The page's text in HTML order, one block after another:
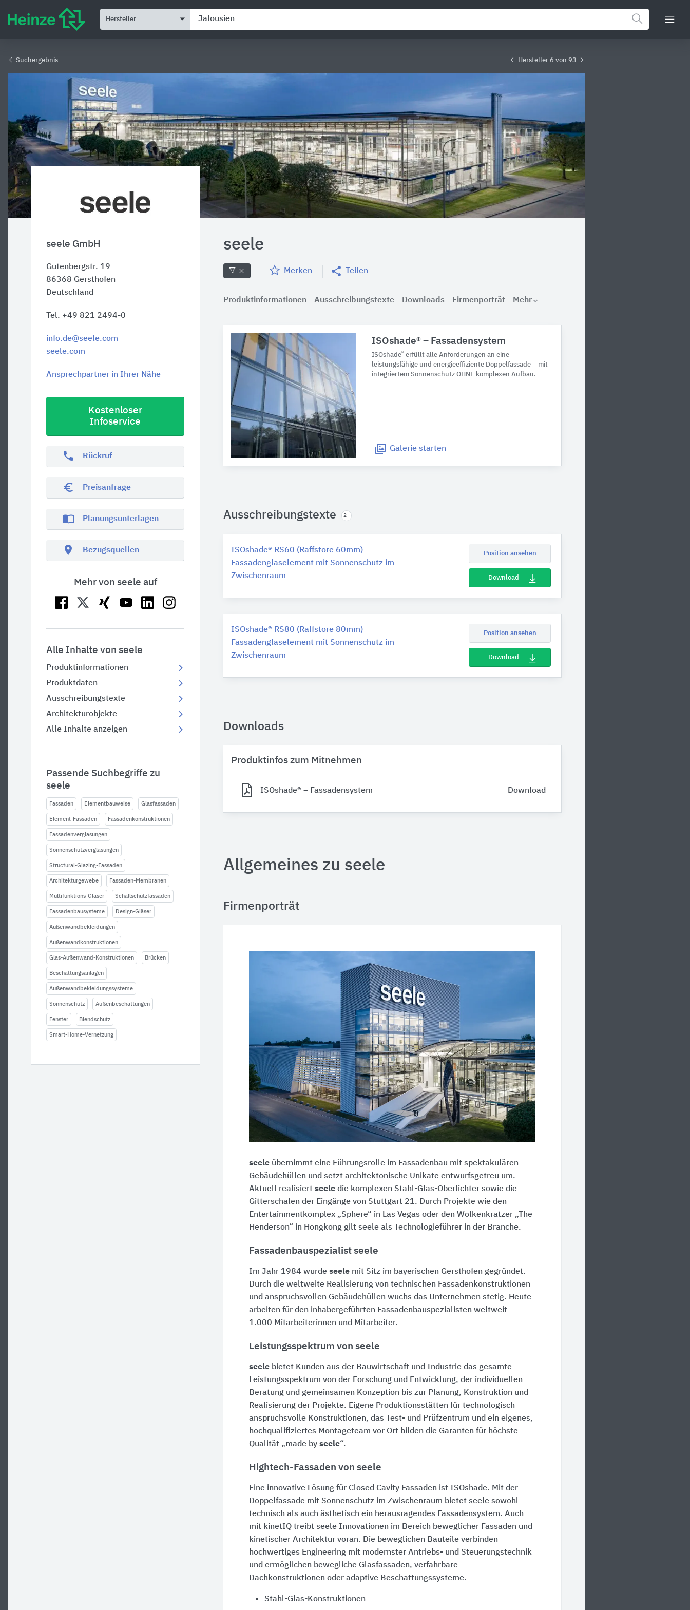
Hersteller
Suchergebnis Hersteller 6 von 93
seele GmbH
Gutenbergstr. 19
86368 Gersthofen
Deutschland
Tel. +49 821 2494-0
info.de@seele.com
seele.com
Ansprechpartner in Ihrer Nähe
Kostenloser
Infoservice
phone Rückruf
euro_symbol Preisanfrage
import_contacts Planungsunterlagen
location_on Bezugsquellen
Mehr von seele auf
Alle Inhalte von seele
Produktinformationen
Produktdaten
Ausschreibungstexte
Architekturobjekte
Alle Inhalte anzeigen
Passende Suchbegriffe zu
seele
Fassaden Elementbauweise Glasfassaden
Element-Fassaden Fassadenkonstruktionen
Fassadenverglasungen
Sonnenschutzverglasungen
Structural-Glazing-Fassaden
Architekturgewebe Fassaden-Membranen
Multifunktions-Gläser Schallschutzfassaden
Fassadenbausysteme Design-Gläser
Außenwandbekleidungen
Außenwandkonstruktionen
Glas-Außenwand-Konstruktionen Brücken
Beschattungsanlagen
Außenwandbekleidungssysteme
Sonnenschutz Außenbeschattungen
Fenster Blendschutz
Smart-Home-Vernetzung
seele
Merken Teilen
Produktinformationen Ausschreibungstexte Downloads Firmenporträt Mehr
ISOshade® – Fassadensystem
ISOshade® erfüllt alle Anforderungen an eine
leistungsfähige und energieeffiziente Doppelfassade – mit
integriertem Sonnenschutz OHNE komplexen Aufbau.
Galerie starten
Ausschreibungstexte 2
ISOshade® RS60 (Raffstore 60mm)
Fassadenglaselement mit Sonnenschutz im
Zwischenraum
Position ansehen
Download
ISOshade® RS80 (Raffstore 80mm)
Fassadenglaselement mit Sonnenschutz im
Zwischenraum
Position ansehen
Download
Downloads
Produktinfos zum Mitnehmen
ISOshade® – Fassadensystem Download
Allgemeines zu seele
Firmenporträt
seele übernimmt eine Führungsrolle im Fassadenbau mit spektakulären
Gebäudehüllen und setzt architektonische Unikate entwurfsgetreu um.
Aktuell realisiert seele die komplexen Stahl-Glas-Oberlichter sowie die
Gitterschalen der Eingänge von Stuttgart 21. Durch Projekte wie den
Entertainmentkomplex „Sphere“ in Las Vegas oder den Wolkenkratzer „The
Henderson“ in Hongkong gilt seele als Technologieführer in der Branche.
Fassadenbauspezialist seele
Im Jahr 1984 wurde seele mit Sitz im bayerischen Gersthofen gegründet.
Durch die weltweite Realisierung von technischen Fassadenkonstruktionen
und anspruchsvollen Gebäudehüllen wuchs das Unternehmen stetig. Heute
arbeiten für den inhabergeführten Fassadenbauspezialisten weltweit
1.000 Mitarbeiterinnen und Mitarbeiter.
Leistungsspektrum von seele
seele bietet Kunden aus der Bauwirtschaft und Industrie das gesamte
Leistungsspektrum von der Forschung und Entwicklung, der individuellen
Beratung und gemeinsamen Konzeption bis zur Planung, Konstruktion und
Realisierung der Projekte. Eigene Produktionsstätten für technologisch
anspruchsvolle Konstruktionen, das Test- und Prüfzentrum und ein eigenes,
hochqualifiziertes Montageteam vor Ort bilden die Garanten für höchste
Qualität „made by seele“.
Hightech-Fassaden von seele
Eine innovative Lösung für Closed Cavity Fassaden ist ISOshade. Mit der
Doppelfassade mit Sonnenschutz im Zwischenraum bietet seele sowohl
technisch als auch ästhetisch ein herausragendes Fassadensystem. Auch
mit kinetIQ treibt seele Innovationen im Bereich beweglicher Fassaden und
kinetischer Architektur voran. Die beweglichen Bauteile verbinden
hochwertiges Engineering mit modernster Antriebs- und Steuerungstechnik
und ermöglichen bewegliche Glasfassaden, verfahrbare
Dachkonstruktionen oder adaptive Beschattungssysteme.
Stahl-Glas-Konstruktionen